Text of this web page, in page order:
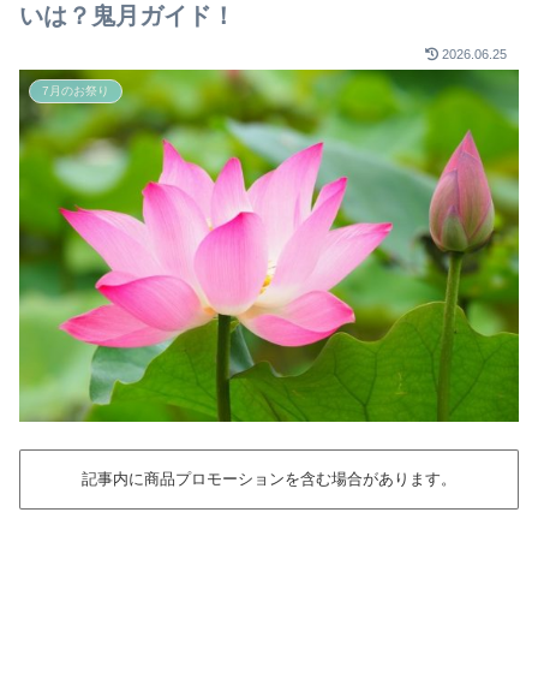
いは？鬼月ガイド！
2026.06.25
7月のお祭り
記事内に商品プロモーションを含む場合があります。